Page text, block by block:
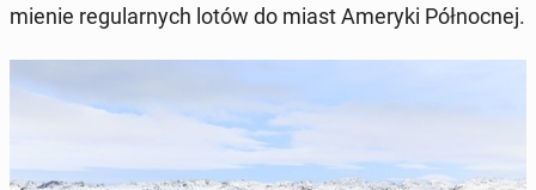
mie­nie re­gu­lar­nych lotów do miast Ameryki Pół­noc­nej.